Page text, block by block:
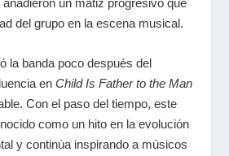
del grupo en la escena musical.
la banda poco después del
en Child Is Father to the Man
Con el paso del tiempo, este
como un hito en la evolución
y continúa inspirando a músicos